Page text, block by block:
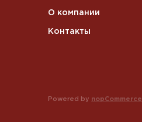
О компании
Контакты
Powered by nopCommerce